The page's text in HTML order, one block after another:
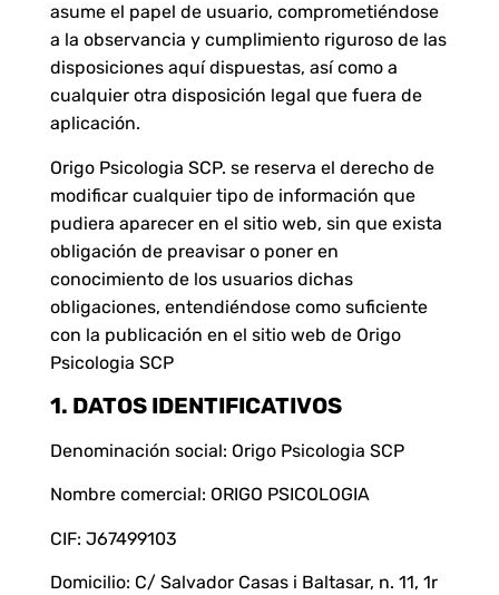
asume el papel de usuario, comprometiéndose
a la observancia y cumplimiento riguroso de las
disposiciones aquí dispuestas, así como a
cualquier otra disposición legal que fuera de
aplicación.
Origo Psicologia SCP. se reserva el derecho de
modificar cualquier tipo de información que
pudiera aparecer en el sitio web, sin que exista
obligación de preavisar o poner en
conocimiento de los usuarios dichas
obligaciones, entendiéndose como suficiente
con la publicación en el sitio web de Origo
Psicologia SCP
1. DATOS IDENTIFICATIVOS
Denominación social: Origo Psicologia SCP
Nombre comercial: ORIGO PSICOLOGIA
CIF: J67499103
Domicilio: C/ Salvador Casas i Baltasar, n. 11, 1r